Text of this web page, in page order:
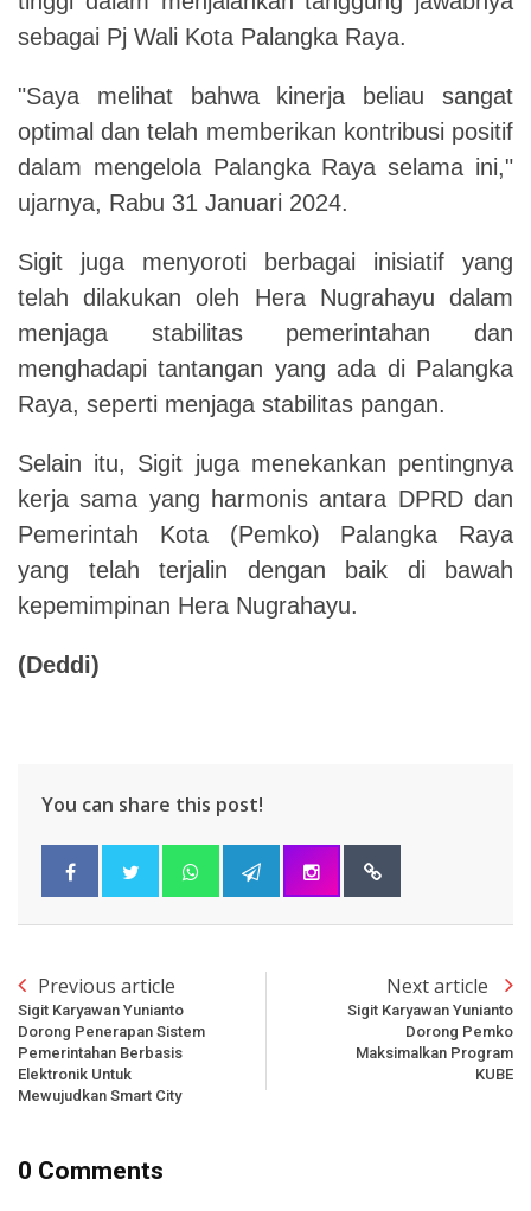
sebagai Pj Wali Kota Palangka Raya.
"Saya melihat bahwa kinerja beliau sangat
optimal dan telah memberikan kontribusi positif
dalam mengelola Palangka Raya selama ini,"
ujarnya, Rabu 31 Januari 2024.
Sigit juga menyoroti berbagai inisiatif yang
telah dilakukan oleh Hera Nugrahayu dalam
menjaga stabilitas pemerintahan dan
menghadapi tantangan yang ada di Palangka
Raya, seperti menjaga stabilitas pangan.
Selain itu, Sigit juga menekankan pentingnya
kerja sama yang harmonis antara DPRD dan
Pemerintah Kota (Pemko) Palangka Raya
yang telah terjalin dengan baik di bawah
kepemimpinan Hera Nugrahayu.
(Deddi)
You can share this post!
Previous article
Sigit Karyawan Yunianto
Dorong Penerapan Sistem
Pemerintahan Berbasis
Elektronik Untuk
Mewujudkan Smart City
Next article
Sigit Karyawan Yunianto
Dorong Pemko
Maksimalkan Program
KUBE
0 Comments